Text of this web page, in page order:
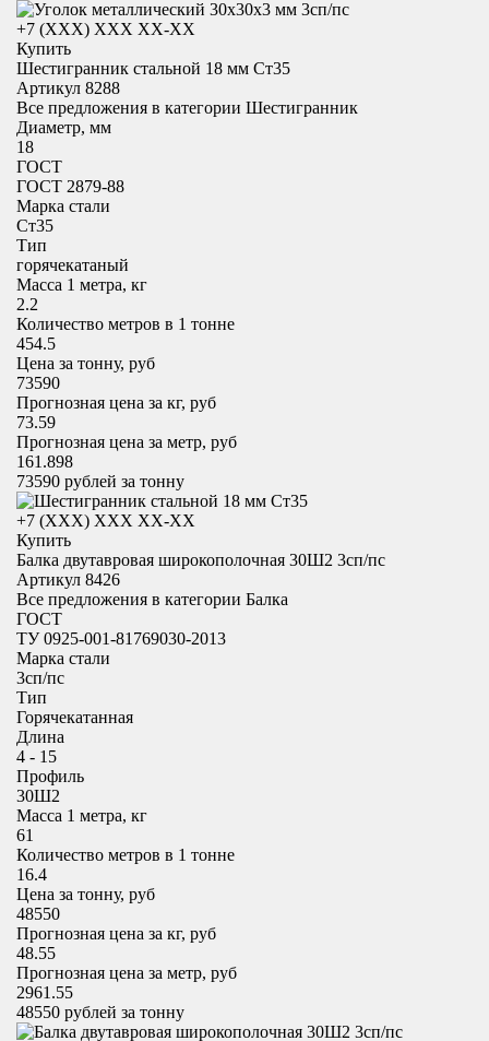
+7 (XXX) ХХХ ХХ-ХХ
Купить
Шестигранник стальной 18 мм Ст35
Артикул 8288
Все предложения в категории Шестигранник
Диаметр, мм
18
ГОСТ
ГОСТ 2879-88
Марка стали
Ст35
Тип
горячекатаный
Масса 1 метра, кг
2.2
Количество метров в 1 тонне
454.5
Цена за тонну, руб
73590
Прогнозная цена за кг, руб
73.59
Прогнозная цена за метр, руб
161.898
73590 рублей за тонну
+7 (XXX) ХХХ ХХ-ХХ
Купить
Балка двутавровая широкополочная 30Ш2 3сп/пс
Артикул 8426
Все предложения в категории Балка
ГОСТ
ТУ 0925-001-81769030-2013
Марка стали
3сп/пс
Тип
Горячекатанная
Длина
4 - 15
Профиль
30Ш2
Масса 1 метра, кг
61
Количество метров в 1 тонне
16.4
Цена за тонну, руб
48550
Прогнозная цена за кг, руб
48.55
Прогнозная цена за метр, руб
2961.55
48550 рублей за тонну